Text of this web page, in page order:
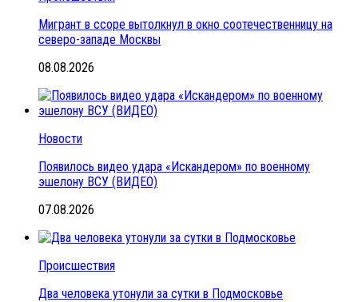
Мигрант в ссоре вытолкнул в окно соотечественницу на
северо-западе Москвы
08.08.2026
Новости
Появилось видео удара «Искандером» по военному
эшелону ВСУ (ВИДЕО)
07.08.2026
Происшествия
Два человека утонули за сутки в Подмосковье